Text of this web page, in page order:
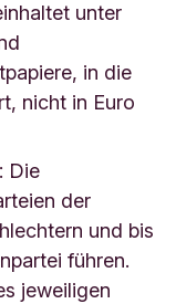
unter
in die
nicht in Euro
Die
der
und bis
führen.
jeweiligen